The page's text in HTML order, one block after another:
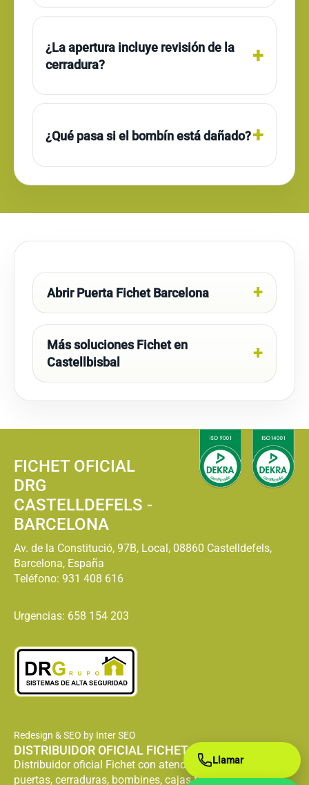
¿La apertura incluye revisión de la
cerradura?
¿Qué pasa si el bombín está dañado?
Abrir Puerta Fichet Barcelona
Más soluciones Fichet en
Castellbisbal
FICHET OFICIAL
DRG
CASTELLDEFELS -
BARCELONA
Av. de la Constitució, 97B, Local, 08860 Castelldefels,
Barcelona, España
Teléfono: 931 408 616
Urgencias: 658 154 203
Redesign & SEO by Inter SEO
DISTRIBUIDOR OFICIAL FICHET
Distribuidor oficial Fichet con atención especializada en
puertas, cerraduras, bombines, cajas fuertes y servicio
Llamar